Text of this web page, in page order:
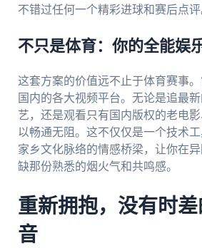
不错过任何一个精彩进球和赛后点评
不只是体育：你的全能娱
这套方案的价值远不止于体育赛事
国内的各大视频平台。无论是追最
艺，还是观看只有国内版权的老电
以畅通无阻。这不仅仅是一个技术
家乡文化脉络的情感桥梁，让你在
缺那份熟悉的烟火气和共鸣感。
重新拥抱，没有时
音